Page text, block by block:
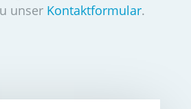
unser Kontaktformular.